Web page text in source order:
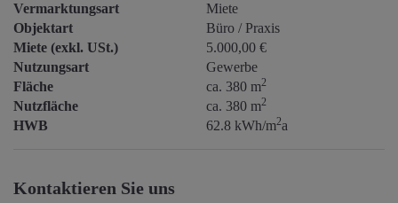
Vermarktungsart
Miete
Objektart
Büro / Praxis
Miete (exkl. USt.)
5.000,00 €
Nutzungsart
Gewerbe
Fläche
ca. 380 m2
Nutzfläche ca. 380 m2
HWB 62.8 kWh/m2a
Kontaktieren Sie uns